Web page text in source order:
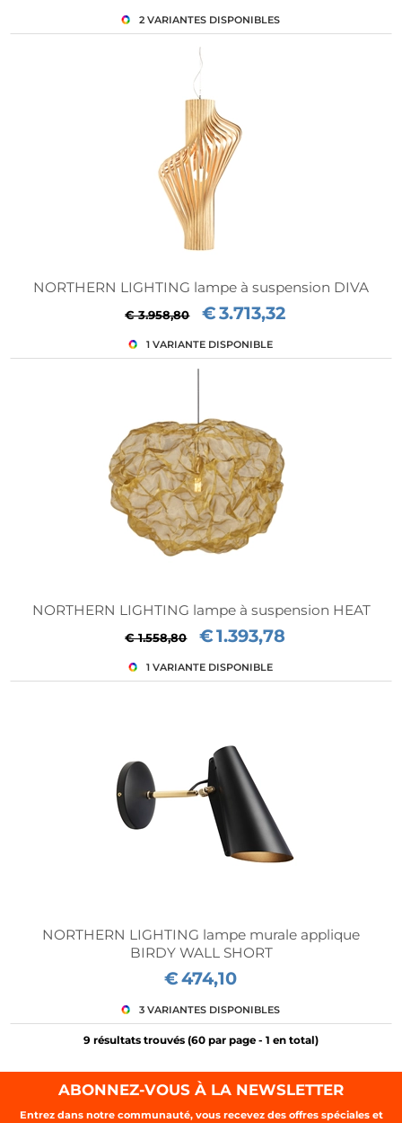
NORTHERN LIGHTING lampe à suspension DIVA
€ 3.958,80 €3.713,32
NORTHERN LIGHTING lampe à suspension HEAT
€ 1.558,80 €1.393,78
NORTHERN LIGHTING lampe murale applique
BIRDY WALL SHORT
€474,10
9 résultats trouvés (60 par page - 1 en total)
ABONNEZ-VOUS À LA NEWSLETTER
Entrez dans notre communauté, vous recevez des offres spéciales et